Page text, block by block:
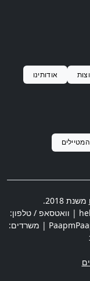
אודותינו
משנת 2018.
| וואטסאפ / טלפון: